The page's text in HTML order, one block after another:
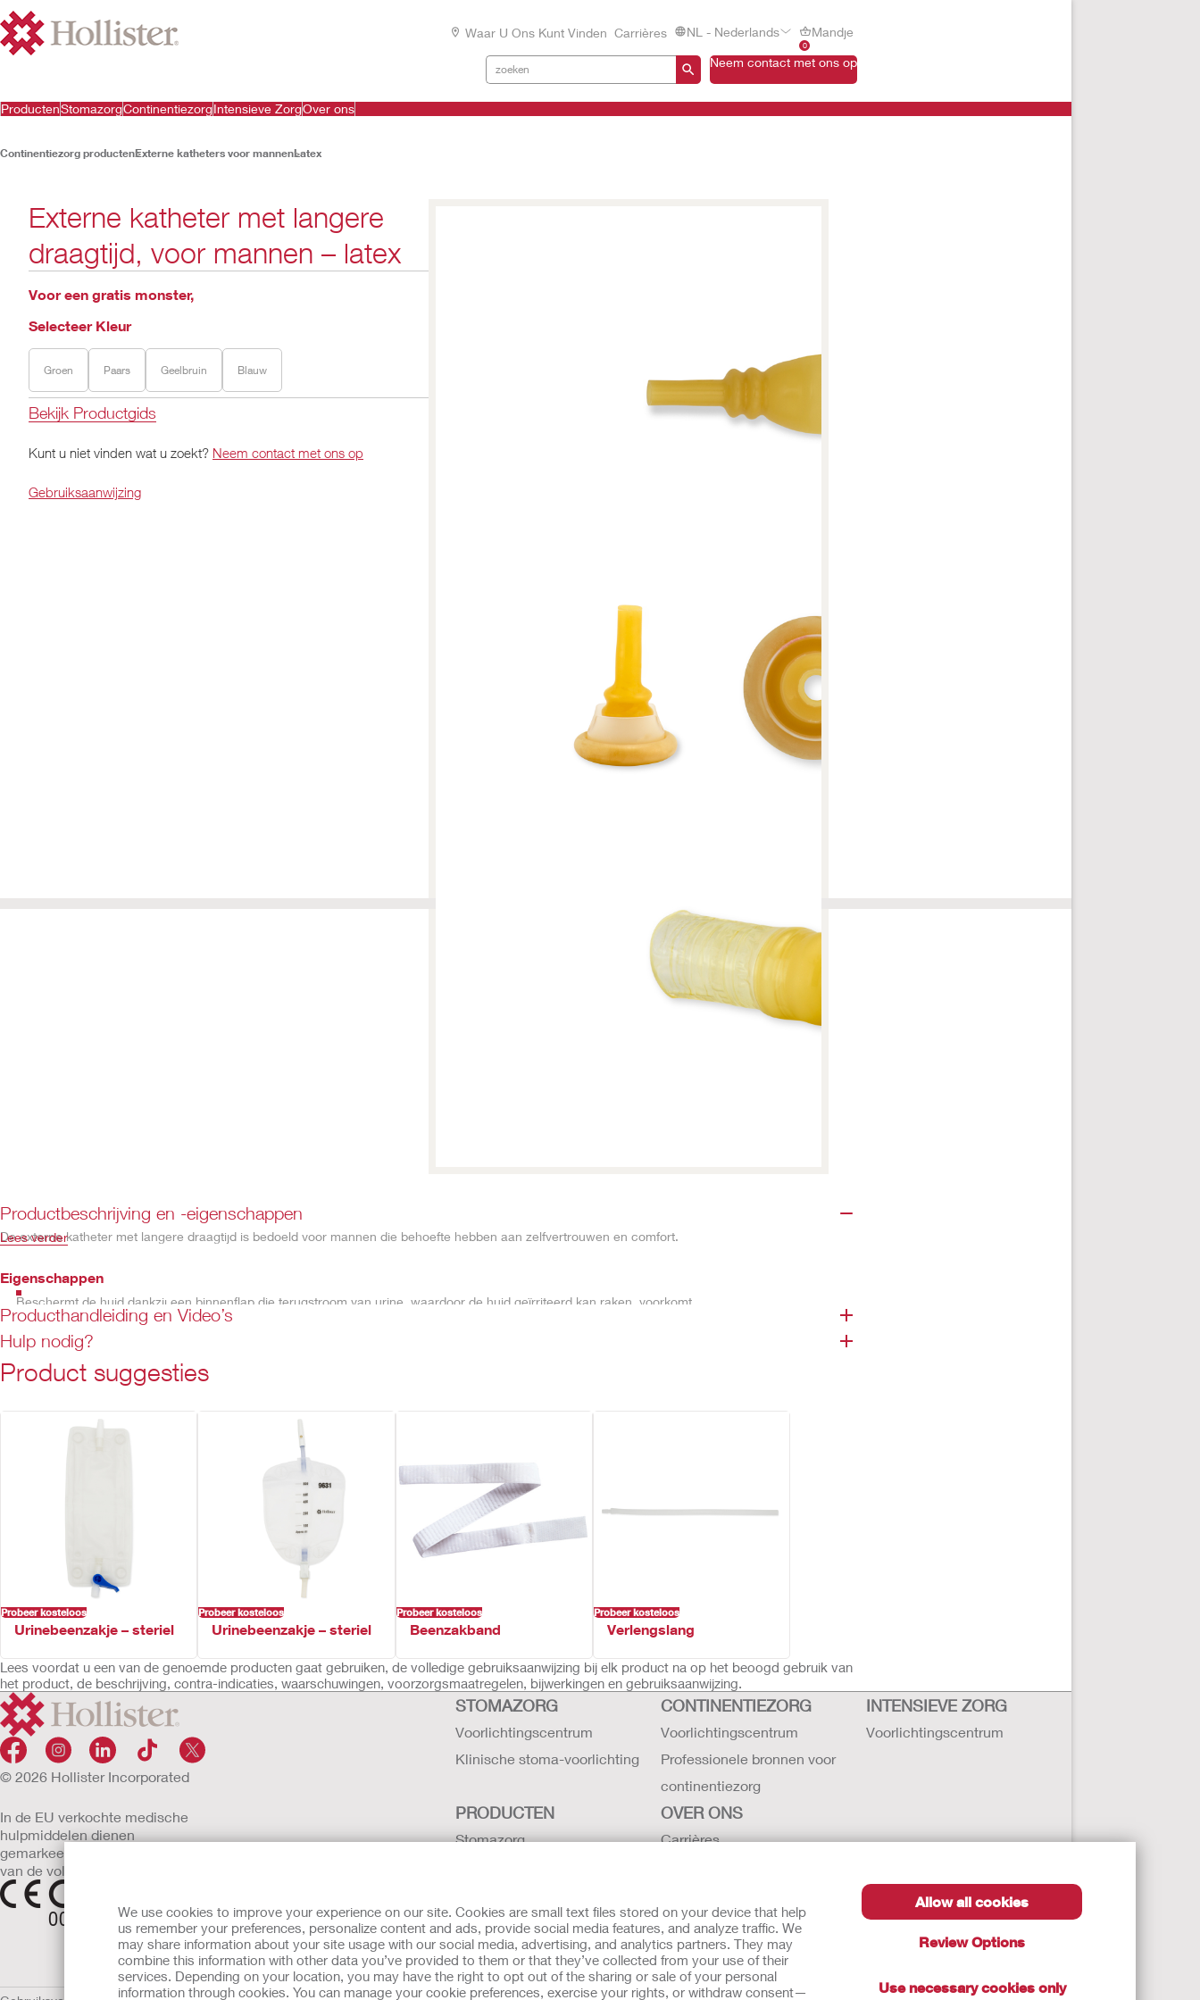
We use cookies to improve your experience on our site. Cookies are small text files stored on your device that help
us remember your preferences, personalize content and ads, provide social media features, and analyze traffic. We
may share information about your site usage with our social media, advertising, and analytics partners. They may
combine this information with other data you’ve provided to them or that they’ve collected from your use of their
services. Depending on your location, you may have the right to opt out of the sharing or sale of your personal
information through cookies. You can manage your cookie preferences, exercise your rights, or withdraw consent—
Allow all cookies
Review Options
Use necessary cookies only
Waar U Ons Kunt Vinden Carrières NL - Nederlands
0
Mandje
Neem contact met ons op
ProductenStomazorgContinentiezorgIntensieve ZorgOver ons
Continentiezorg productenExterne katheters voor mannenLatex
Externe katheter met langere
draagtijd, voor mannen – latex
Voor een gratis monster,
Selecteer Kleur
Groen Paars Geelbruin Blauw
Bekijk Productgids
Kunt u niet vinden wat u zoekt? Neem contact met ons op
Gebruiksaanwijzing
Productbeschrijving en -eigenschappen
De externe katheter met langere draagtijd is bedoeld voor mannen die behoefte hebben aan zelfvertrouwen en comfort.
Eigenschappen
Beschermt de huid dankzij een binnenflap die terugstroom van urine, waardoor de huid geïrriteerd kan raken, voorkomt
Huidvriendelijk kleefmiddel dat de draagtijd maximaliseert en goed op de huid fixeert
Gemakkelijk aan te brengen, te dragen en te verwijderen
Met dubbele winding om knikken en draaien te voorkomen, zodat de urine onbelemmerd kan worden afgevoerd
Past in de meeste been- en nachtopvangzakjes, met een taps toelopende tussenstukje die zorgt voor een veilige verbinding
Lees verder
Producthandleiding en Video’s
Hulp nodig?
Product suggesties
Probeer kosteloos
Urinebeenzakje – steriel
Probeer kosteloos
Urinebeenzakje – steriel
Probeer kosteloos
Beenzakband
Probeer kosteloos
Verlengslang
Lees voordat u een van de genoemde producten gaat gebruiken, de volledige gebruiksaanwijzing bij elk product na op het beoogd gebruik van
het product, de beschrijving, contra-indicaties, waarschuwingen, voorzorgsmaatregelen, bijwerkingen en gebruiksaanwijzing.
© 2026 Hollister Incorporated
In de EU verkochte medische
hulpmiddelen dienen
gemarkeerd te zijn met een
van de volgende symbolen
STOMAZORG
Voorlichtingscentrum
Klinische stoma-voorlichting
CONTINENTIEZORG
Voorlichtingscentrum
Professionele bronnen voor
continentiezorg
INTENSIEVE ZORG
Voorlichtingscentrum
PRODUCTEN
Stomazorg
Gebruiksaanwijzing
Latex verklaring -
veiligheidsgegevens
OVER ONS
Carrières
De geschiedenis van Hollister
Nieuws en evenementen